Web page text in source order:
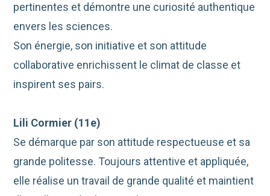
pertinentes et démontre une curiosité authentique
envers les sciences.
Son énergie, son initiative et son attitude
collaborative enrichissent le climat de classe et
inspirent ses pairs.
Lili Cormier (11e)
Se démarque par son attitude respectueuse et sa
grande politesse. Toujours attentive et appliquée,
elle réalise un travail de grande qualité et maintient